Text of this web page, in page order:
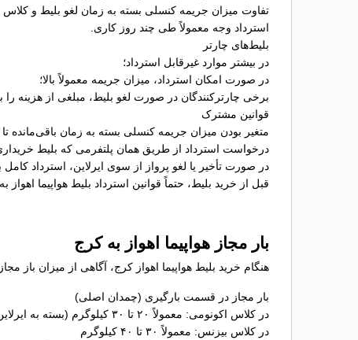
تفاوت میزان جریمه کنسلی بسته به زمان لغو بلیط و کلاس
استرداد وجه معمولاً طی چند روز کاری.
بلیط‌های چارتر
در بیشتر موارد غیرقابل استرداد؛
در صورت امکان استرداد، میزان جریمه معمولاً بالا؛
برخی چارترکنندگان در صورت لغو بلیط، مبلغی از هزینه را
قوانین مشترک
متغیر بودن میزان جریمه کنسلی بسته به زمان باقی‌مانده تا
درخواست استرداد از طریق همان پلتفرمی که بلیط
در صورت تأخیر یا لغو پرواز از سوی ایرلاین، استرداد
قبل از خرید بلیط، حتماً قوانین استرداد بلیط هواپیما
بار مجاز هواپیما اهواز به کرج
هنگام خرید بلیط هواپیما اهواز کرج، آگاهی از میزان باز
بار مجاز در قسمت بارگیری (چمدان اصلی)
در کلاس اکونومی: معمولاً ۲۰ تا ۳۰ کیلوگرم (بسته به ایرلاین)
در کلاس بیزنس: معمولاً ۳۰ تا ۴۰ کیلوگرم